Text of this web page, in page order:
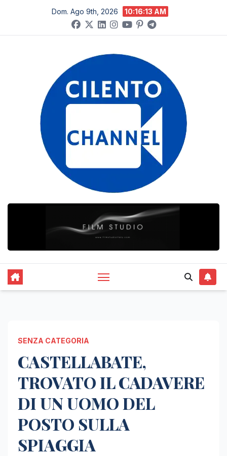
contenuto
Dom. Ago 9th, 2026 10:16:13 AM
SENZA CATEGORIA
CASTELLABATE,
TROVATO IL CADAVERE
DI UN UOMO DEL
POSTO SULLA
SPIAGGIA